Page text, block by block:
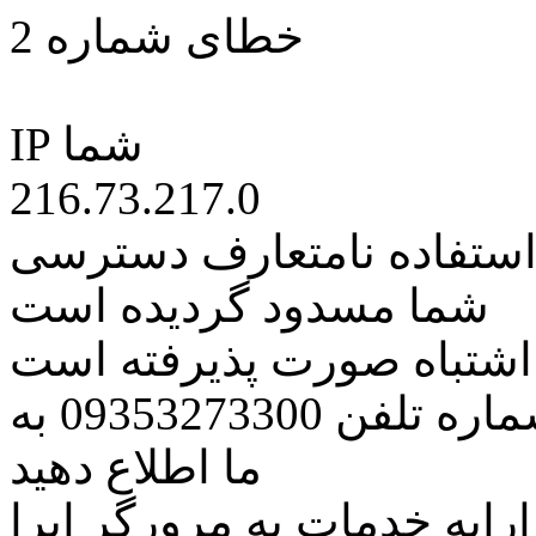
خطای شماره 2
IP شما
216.73.217.0
نامتعارف دسترسی
شما مسدود گردیده است
اشتباه صورت پذیرفته است
مراتب این مسئله را از طریق شماره تلفن 09353273300 به
ما اطلاع دهید
خدمات به مرورگر اپرا